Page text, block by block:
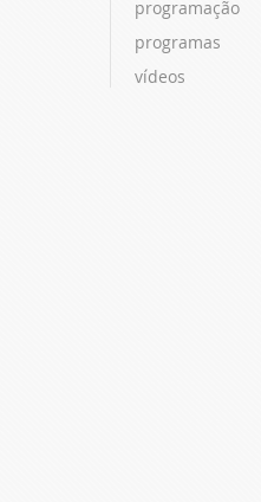
programação
programas
vídeos